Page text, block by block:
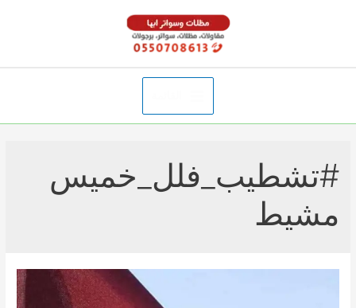
Main
#تشطيب_فلل_خميس
مشيط